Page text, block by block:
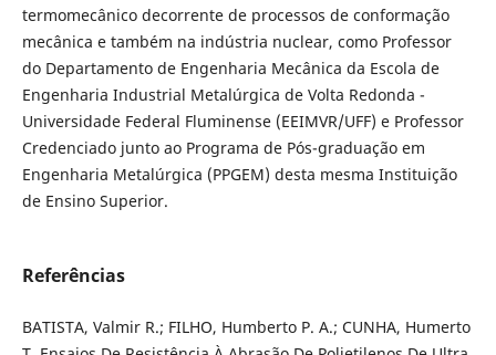
termomecânico decorrente de processos de conformação
mecânica e também na indústria nuclear, como Professor
do Departamento de Engenharia Mecânica da Escola de
Engenharia Industrial Metalúrgica de Volta Redonda -
Universidade Federal Fluminense (EEIMVR/UFF) e Professor
Credenciado junto ao Programa de Pós-graduação em
Engenharia Metalúrgica (PPGEM) desta mesma Instituição
de Ensino Superior.
Referências
BATISTA, Valmir R.; FILHO, Humberto P. A.; CUNHA, Humerto